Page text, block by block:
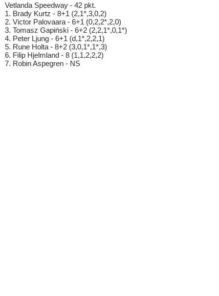
Vetlanda Speedway - 42 pkt.
1. Brady Kurtz - 8+1 (2,1*,3,0,2)
2. Victor Palovaara - 6+1 (0,2,2*,2,0)
3. Tomasz Gapiński - 6+2 (2,2,1*,0,1*)
4. Peter Ljung - 6+1 (d,1*,2,2,1)
5. Rune Holta - 8+2 (3,0,1*,1*,3)
6. Filip Hjelmland - 8 (1,1,2,2,2)
7. Robin Aspegren - NS